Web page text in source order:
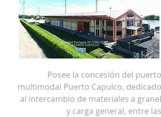
Posee la concesión del puerto
multimodal Puerto Capulco, dedicado
al intercambio de materiales a granel
y carga general, entre las